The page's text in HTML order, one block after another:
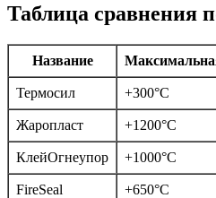
Таблица сравнения
Название
Термосил +300°C
Жаропласт +1200°C
КлейОгнеупор +1000°C
FireSeal +650°C